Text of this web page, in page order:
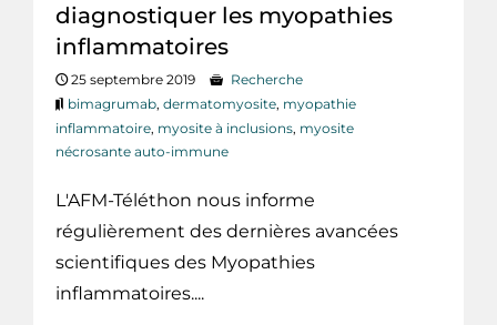
diagnostiquer les myopathies
inflammatoires
25 septembre 2019
Recherche
bimagrumab, dermatomyosite, myopathie
inflammatoire, myosite à inclusions, myosite
nécrosante auto-immune
L'AFM-Téléthon nous informe
régulièrement des dernières avancées
scientifiques des Myopathies
inflammatoires....